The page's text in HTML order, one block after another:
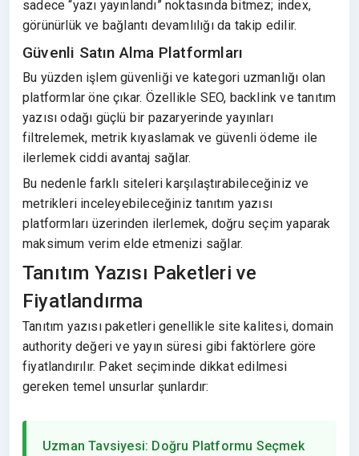
sadece “yazı yayınlandı” noktasında bitmez; index,
görünürlük ve bağlantı devamlılığı da takip edilir.
Güvenli Satın Alma Platformları
Bu yüzden işlem güvenliği ve kategori uzmanlığı olan
platformlar öne çıkar. Özellikle SEO, backlink ve tanıtım
yazısı odağı güçlü bir pazaryerinde yayınları
filtrelemek, metrik kıyaslamak ve güvenli ödeme ile
ilerlemek ciddi avantaj sağlar.
Bu nedenle farklı siteleri karşılaştırabileceğiniz ve
metrikleri inceleyebileceğiniz tanıtım yazısı
platformları üzerinden ilerlemek, doğru seçim yaparak
maksimum verim elde etmenizi sağlar.
Tanıtım Yazısı Paketleri ve
Fiyatlandırma
Tanıtım yazısı paketleri genellikle site kalitesi, domain
authority değeri ve yayın süresi gibi faktörlere göre
fiyatlandırılır. Paket seçiminde dikkat edilmesi
gereken temel unsurlar şunlardır:
Uzman Tavsiyesi: Doğru Platformu Seçmek